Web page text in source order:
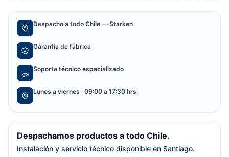
Despacho a todo Chile — Starken
Garantía de fábrica
Soporte técnico especializado
Lunes a viernes · 09:00 a 17:30 hrs
Despachamos productos a todo Chile.
Instalación y servicio técnico disponible en Santiago.